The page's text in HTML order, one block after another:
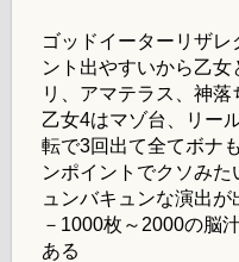
ゴッドイーターリザ
ント出やすいから乙
リ、アマテラス、神落
乙女4はマゾ台、リー
転で3回出て全てボナ
ンポイントでクソみ
ュンバキュンな演出が
－1000枚～2000の脳
ある